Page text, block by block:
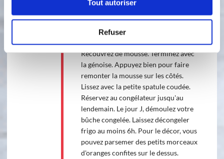
Tout autoriser
Refuser
vous le souhaitez vous pouvez la
coupez en deux et la garnir de
confiture.) Ajoutez l'insert au centre.
Recouvrez de mousse. Terminez avec
la génoise. Appuyez bien pour faire
remonter la mousse sur les côtés.
Lissez avec la petite spatule coudée.
Réservez au congélateur jusqu'au
lendemain. Le jour J, démoulez votre
bûche congelée. Laissez décongeler
frigo au moins 6h. Pour le décor, vous
pouvez parsemer des petits morceaux
d'oranges confites sur le dessus.